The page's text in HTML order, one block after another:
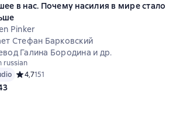
в нас. Почему насилия в мире стало
Pinker
Стефан Барковский
Галина Бородина и др.
russian
Средний рейтинг 4,7 на основе 151 оценок
4,7151